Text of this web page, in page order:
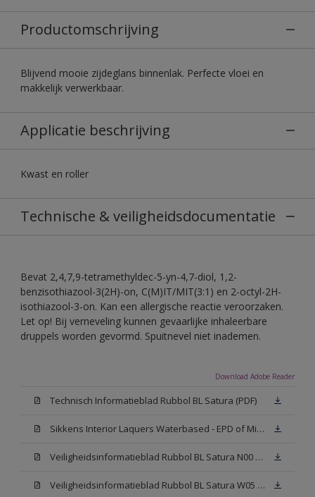
Productomschrijving
Blijvend mooie zijdeglans binnenlak. Perfecte vloei en
makkelijk verwerkbaar.
Applicatie beschrijving
Kwast en roller
Technische & veiligheidsdocumentatie
Bevat 2,4,7,9-tetramethyldec-5-yn-4,7-diol, 1,2-
benzisothiazool-3(2H)-on, C(M)IT/MIT(3:1) en 2-octyl-2H-
isothiazool-3-on. Kan een allergische reactie veroorzaken.
Let op! Bij verneveling kunnen gevaarlijke inhaleerbare
druppels worden gevormd. Spuitnevel niet inademen.
Download Adobe Reader
Technisch Informatieblad Rubbol BL Satura (PDF)
Sikkens Interior Laquers Waterbased - EPD of Milieuproductverklaring
Veiligheidsinformatieblad Rubbol BL Satura N00 (MSDS)
Veiligheidsinformatieblad Rubbol BL Satura W05 (MSDS)